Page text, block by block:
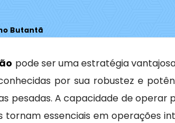
Butantã
pode ser uma estratégia
por sua robustez e
pesadas. A capacidade de operar
essenciais em operações